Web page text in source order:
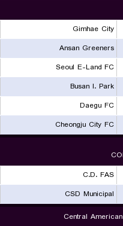
Gimhae City
Ansan Greeners
Seoul E-Land FC
Busan I. Park
Daegu FC
Cheongju City FC
C.D. FAS
CSD Municipal
Central